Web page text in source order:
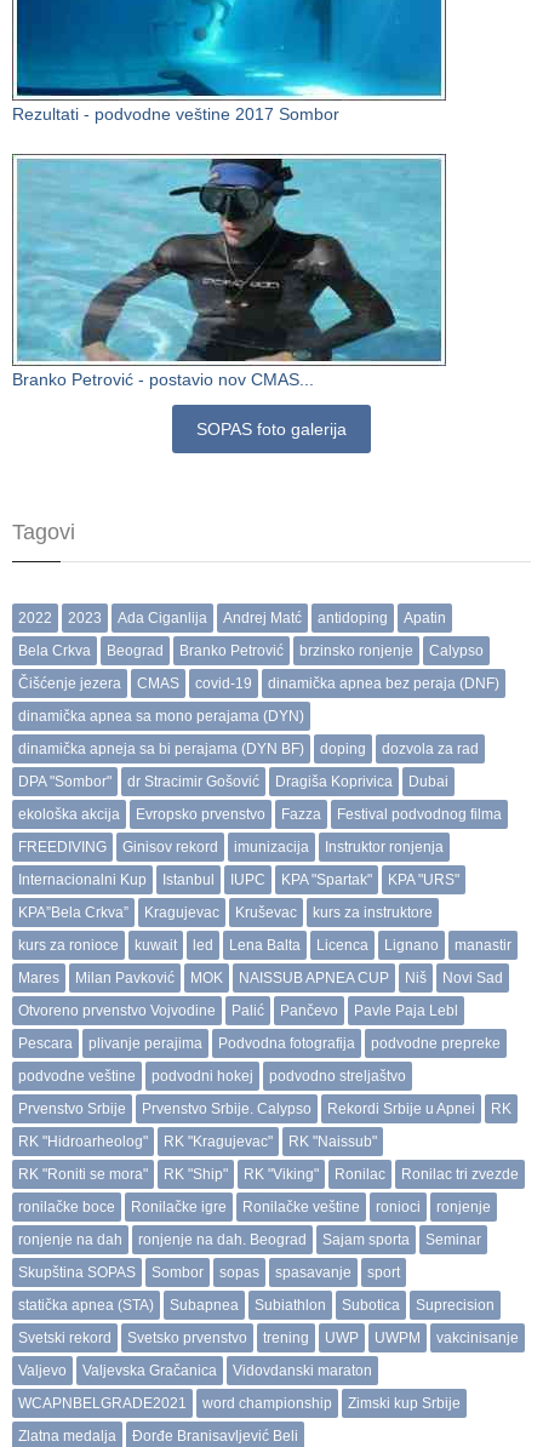
Rezultati - podvodne veštine 2017 Sombor
Branko Petrović - postavio nov CMAS...
SOPAS foto galerija
Tagovi
2022 2023 Ada Ciganlija Andrej Matć antidoping
Apatin
Bela Crkva
Beograd Branko Petrović brzinsko ronjenje
Calypso
Čišćenje jezera
CMAS covid-19
dinamička apnea bez peraja (DNF)
dinamička apnea sa mono perajama (DYN)
dinamička apneja sa bi perajama (DYN BF)
doping
dozvola za rad
DPA "Sombor"
dr Stracimir Gošović Dragiša Koprivica
Dubai
ekološka akcija
Evropsko prvenstvo Fazza
Festival podvodnog filma
FREEDIVING
Ginisov rekord imunizacija
Instruktor ronjenja
Internacionalni Kup
Istanbul IUPC KPA "Spartak"
KPA "URS"
KPA”Bela Crkva”
Kragujevac Kruševac
kurs za instruktore
kurs za ronioce
kuwait led Lena Balta Licenca Lignano
manastir
Mares
Milan Pavković MOK NAISSUB APNEA CUP Niš
Novi Sad
Otvoreno prvenstvo Vojvodine
Palić Pančevo
Pavle Paja Lebl
Pescara
plivanje perajima Podvodna fotografija
podvodne prepreke
podvodne veštine
podvodni hokej
podvodno streljaštvo
Prvenstvo Srbije
Prvenstvo Srbije. Calypso Rekordi Srbije u Apnei
RK
RK "Hidroarheolog"
RK "Kragujevac"
RK "Naissub"
RK "Roniti se mora"
RK "Ship" RK "Viking" Ronilac
Ronilac tri zvezde
ronilačke boce
Ronilačke igre Ronilačke veštine ronioci
ronjenje
ronjenje na dah
ronjenje na dah. Beograd Sajam sporta
Seminar
Skupština SOPAS
Sombor sopas spasavanje
sport
statička apnea (STA)
Subapnea Subiathlon Subotica
Suprecision
Svetski rekord
Svetsko prvenstvo trening UWP UWPM
vakcinisanje
Valjevo
Valjevska Gračanica
Vidovdanski maraton
WCAPNBELGRADE2021
word championship
Zimski kup Srbije
Zlatna medalja
Đorđe Branisavljević Beli